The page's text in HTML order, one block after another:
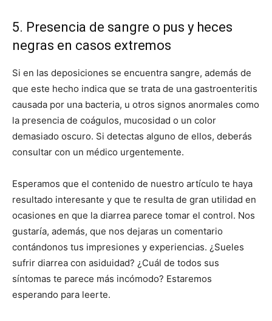
5. Presencia de sangre o pus y heces
negras en casos extremos
Si en las deposiciones se encuentra sangre, además de
que este hecho indica que se trata de una gastroenteritis
causada por una bacteria, u otros signos anormales como
la presencia de coágulos, mucosidad o un color
demasiado oscuro. Si detectas alguno de ellos, deberás
consultar con un médico urgentemente.
Esperamos que el contenido de nuestro artículo te haya
resultado interesante y que te resulta de gran utilidad en
ocasiones en que la diarrea parece tomar el control. Nos
gustaría, además, que nos dejaras un comentario
contándonos tus impresiones y experiencias. ¿Sueles
sufrir diarrea con asiduidad? ¿Cuál de todos sus
síntomas te parece más incómodo? Estaremos
esperando para leerte.